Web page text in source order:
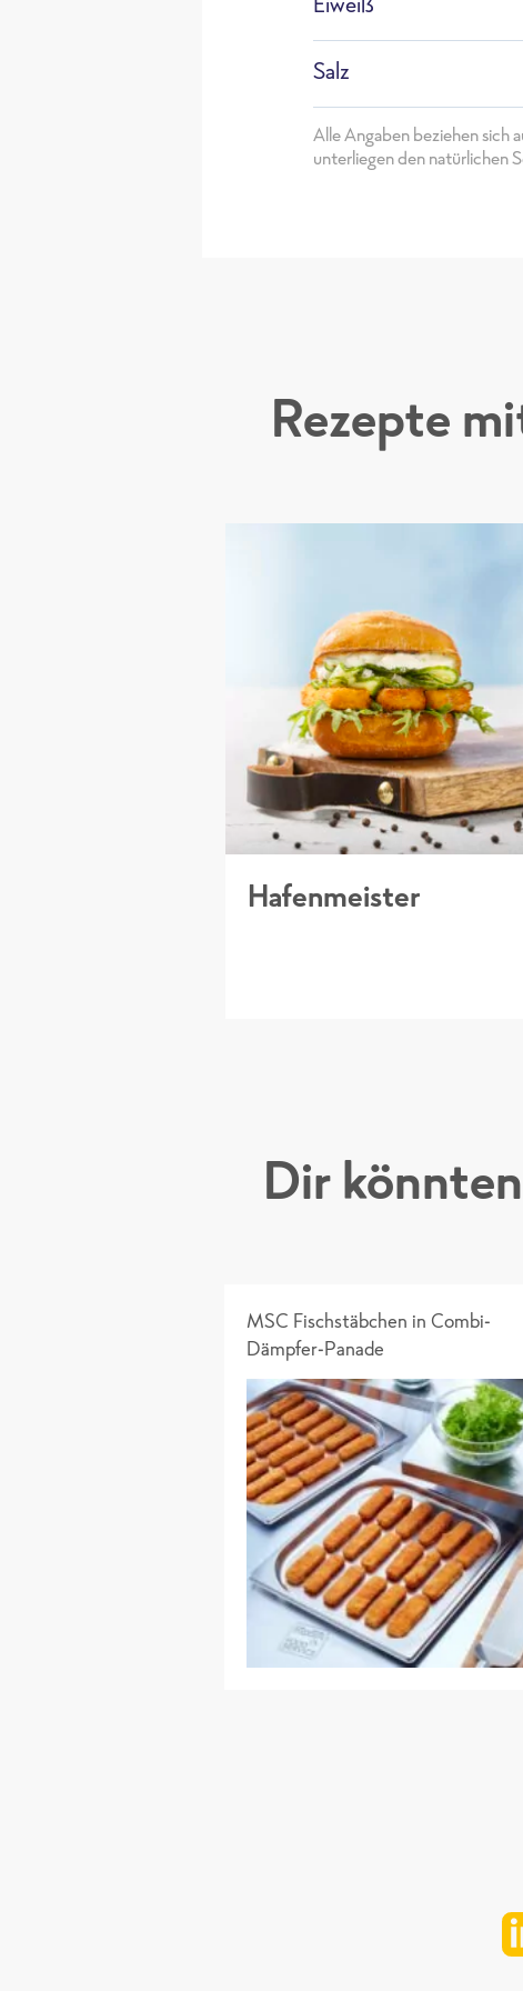
Salz
Alle Angaben beziehen sich
unterliegen den natürlichen
Rezepte
Hafenmeister
Dir
MSC Fischstäbchen in Combi-
Dämpfer-Panade